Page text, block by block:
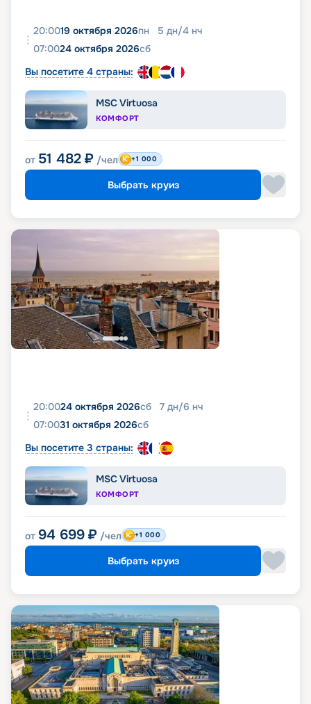
20:0019 октября 2026пн 5 дн/4 нч
07:0024 октября 2026сб
Вы посетите 4 страны:
MSC Virtuosa
КОМФОРТ
от 51 482 ₽ /чел +1 000
Выбрать круиз
20:0024 октября 2026сб 7 дн/6 нч
07:0031 октября 2026сб
Вы посетите 3 страны:
MSC Virtuosa
КОМФОРТ
от 94 699 ₽ /чел +1 000
Выбрать круиз